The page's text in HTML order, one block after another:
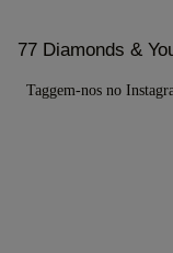
77 Diamonds &
Taggem-nos no